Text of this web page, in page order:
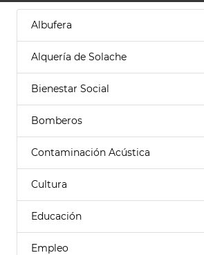
Albufera
Alquería de Solache
Bienestar Social
Bomberos
Contaminación Acústica
Cultura
Educación
Empleo